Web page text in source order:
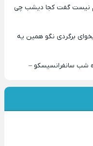
نیست گفت کجا دیشب چی
برگردی نگو همین یه
شب سانفرانسیسکو –